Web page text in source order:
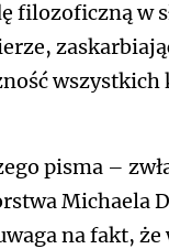
filozoficzną w
pisma –
Michaela
na fakt,